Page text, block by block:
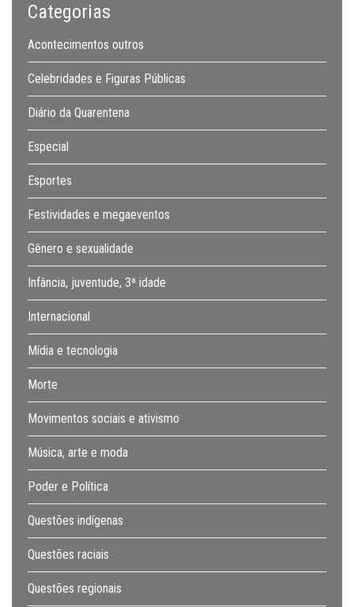
Categorias
Acontecimentos outros
Celebridades e Figuras Públicas
Diário da Quarentena
Especial
Esportes
Festividades e megaeventos
Gênero e sexualidade
Infância, juventude, 3ª idade
Internacional
Mídia e tecnologia
Morte
Movimentos sociais e ativismo
Música, arte e moda
Poder e Política
Questões indígenas
Questões raciais
Questões regionais